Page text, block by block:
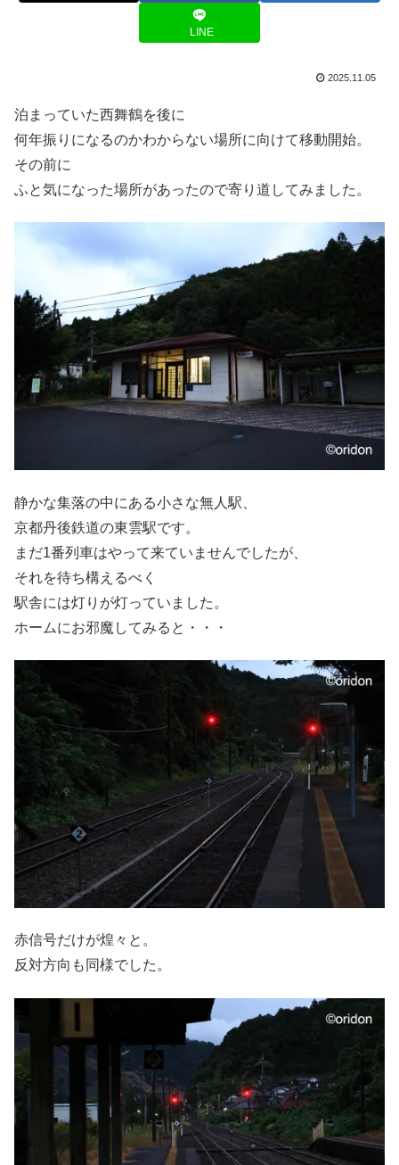
LINE
2025.11.05
泊まっていた西舞鶴を後に
何年振りになるのかわからない場所に向けて移動開始。
その前に
ふと気になった場所があったので寄り道してみました。
静かな集落の中にある小さな無人駅、
京都丹後鉄道の東雲駅です。
まだ1番列車はやって来ていませんでしたが、
それを待ち構えるべく
駅舎には灯りが灯っていました。
ホームにお邪魔してみると・・・
赤信号だけが煌々と。
反対方向も同様でした。